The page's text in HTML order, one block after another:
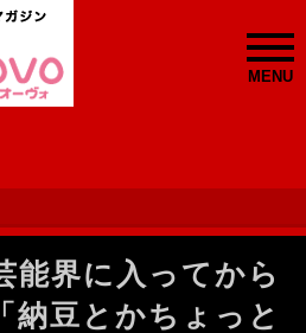
MENU
能界に入ってから
豆とかちょっと